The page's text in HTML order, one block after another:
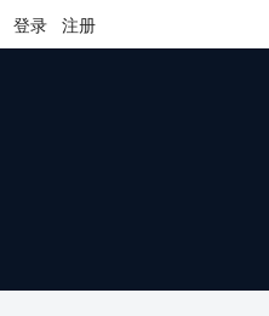
登录 注册